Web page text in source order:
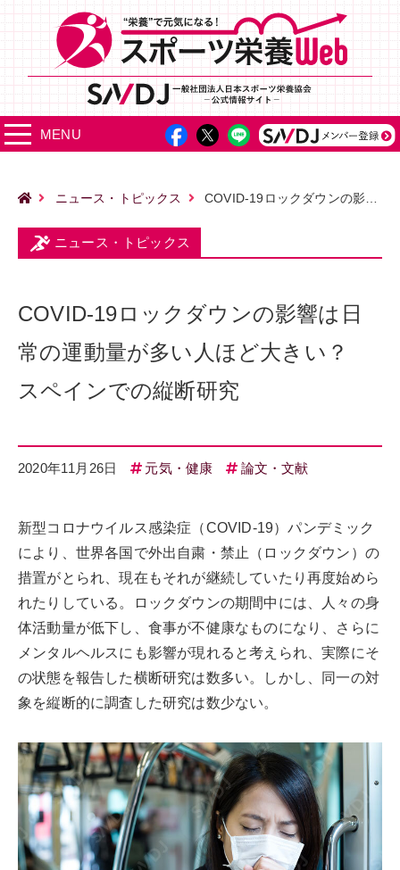
MENU
ニュース・トピックス COVID-19ロックダウンの影響は日常の運動量が多い人ほど大きい？ スペインでの縦断研究
ニュース・トピックス
COVID-19ロックダウンの影響は日
常の運動量が多い人ほど大きい？
スペインでの縦断研究
2020年11月26日 元気・健康 論文・文献
新型コロナウイルス感染症（COVID-19）パンデミック
により、世界各国で外出自粛・禁止（ロックダウン）の
措置がとられ、現在もそれが継続していたり再度始めら
れたりしている。ロックダウンの期間中には、人々の身
体活動量が低下し、食事が不健康なものになり、さらに
メンタルヘルスにも影響が現れると考えられ、実際にそ
の状態を報告した横断研究は数多い。しかし、同一の対
象を縦断的に調査した研究は数少ない。